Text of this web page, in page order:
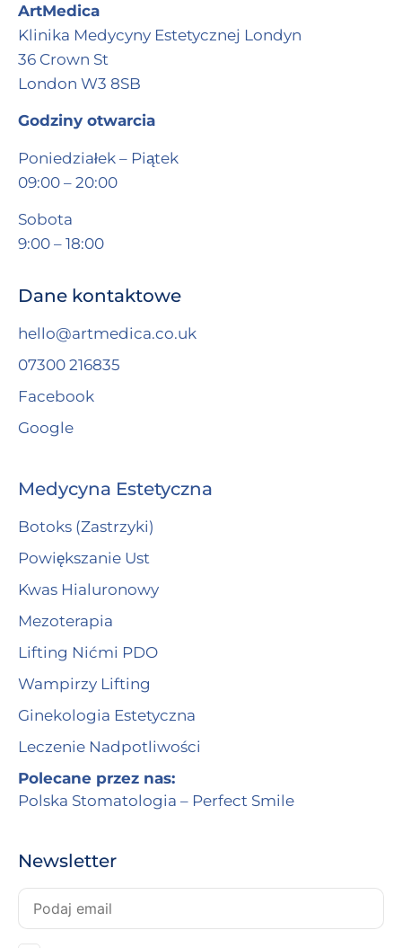
ArtMedica
Klinika Medycyny Estetycznej Londyn
36 Crown St
London W3 8SB
Godziny otwarcia
Poniedziałek – Piątek
09:00 – 20:00
Sobota
9:00 – 18:00
Dane kontaktowe
hello@artmedica.co.uk
07300 216835
Facebook
Google
Medycyna Estetyczna
Botoks (Zastrzyki)
Powiększanie Ust
Kwas Hialuronowy
Mezoterapia
Lifting Nićmi PDO
Wampirzy Lifting
Ginekologia Estetyczna
Leczenie Nadpotliwości
Polecane przez nas:
Polska Stomatologia – Perfect Smile
Newsletter